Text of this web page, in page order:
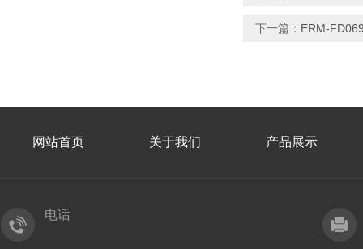
下一篇： ERM-
网站首页 关于我们 产品展示
电话